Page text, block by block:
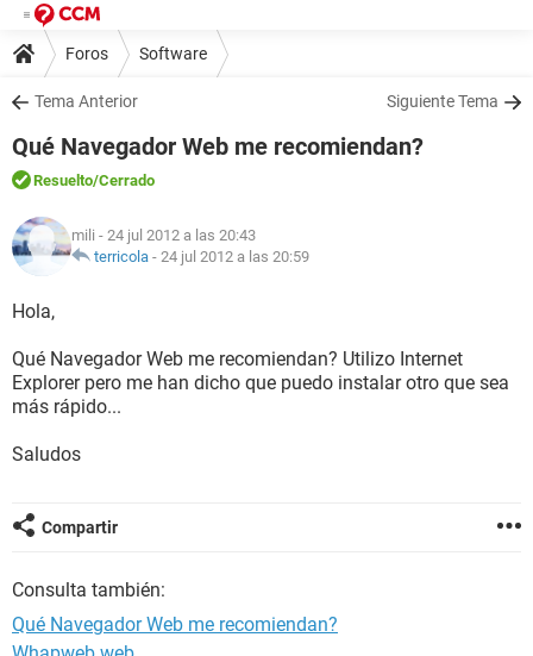
Foros Software
Tema Anterior Siguiente Tema
Qué Navegador Web me recomiendan?
Resuelto/Cerrado
mili - 24 jul 2012 a las 20:43
terricola - 24 jul 2012 a las 20:59
Hola,
Qué Navegador Web me recomiendan? Utilizo Internet
Explorer pero me han dicho que puedo instalar otro que sea
más rápido...
Saludos
Compartir
Consulta también:
Qué Navegador Web me recomiendan?